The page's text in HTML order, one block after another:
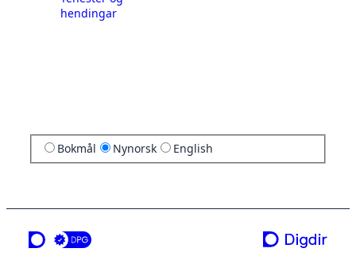
hendingar
Bokmål Nynorsk English